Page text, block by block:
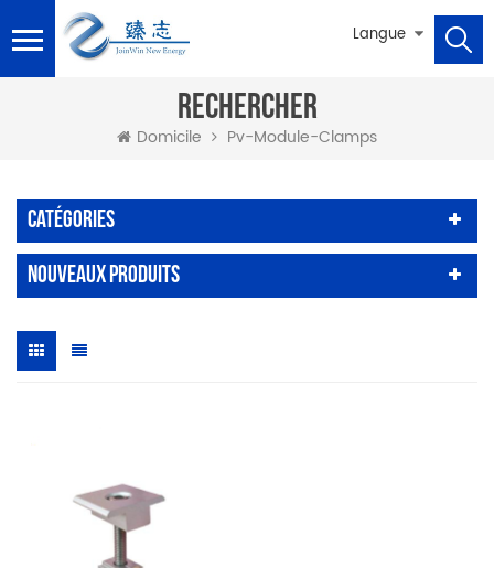
Langue
RECHERCHER
Domicile Pv-Module-Clamps
Catégories
Nouveaux Produits